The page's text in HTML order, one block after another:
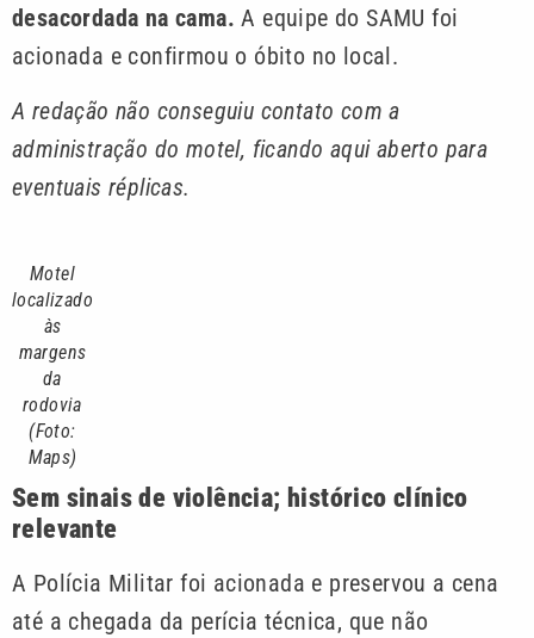
desacordada na cama. A equipe do SAMU foi
acionada e confirmou o óbito no local.
A redação não conseguiu contato com a
administração do motel, ficando aqui aberto para
eventuais réplicas.
Motel
localizado
às
margens
da
rodovia
(Foto:
Maps)
Sem sinais de violência; histórico clínico
relevante
A Polícia Militar foi acionada e preservou a cena
até a chegada da perícia técnica, que não